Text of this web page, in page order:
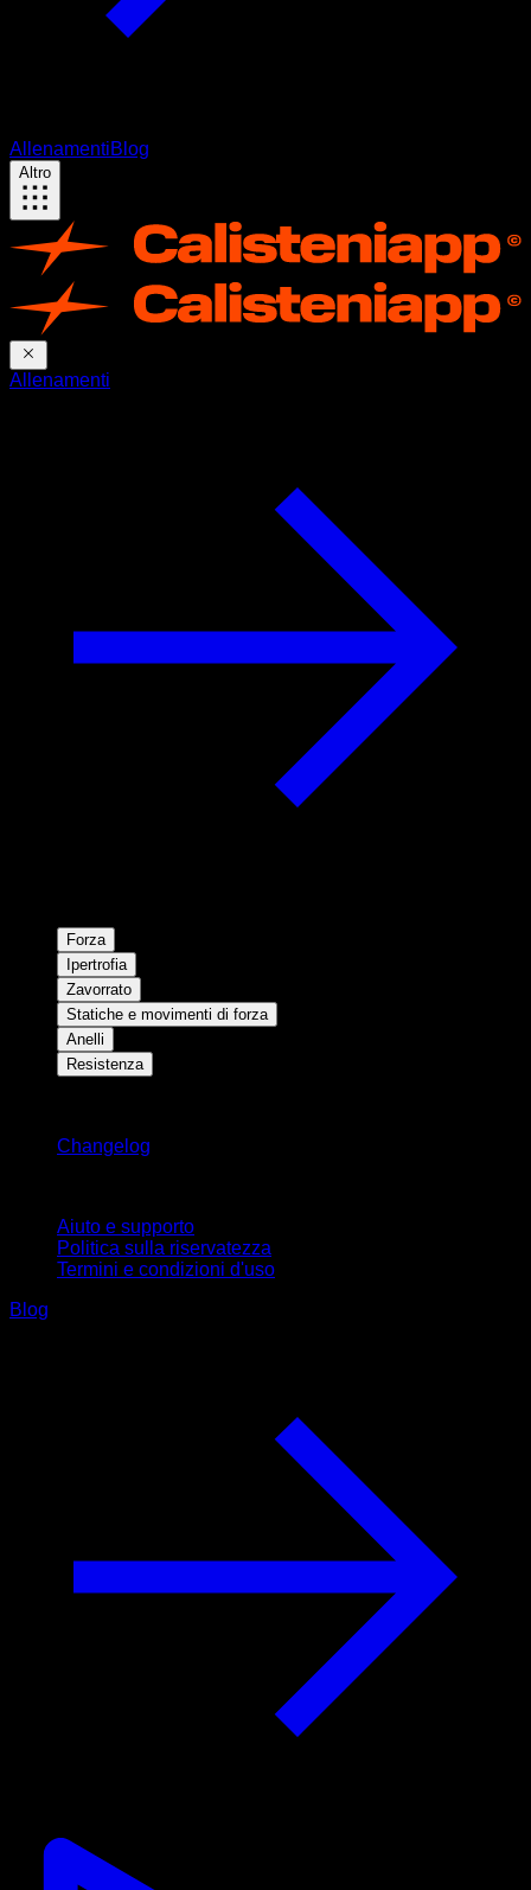
AllenamentiBlog
Altro
Allenamenti
Forza
Ipertrofia
Zavorrato
Statiche e movimenti di forza
Anelli
Resistenza
Changelog
Aiuto e supporto
Politica sulla riservatezza
Termini e condizioni d'uso
Blog